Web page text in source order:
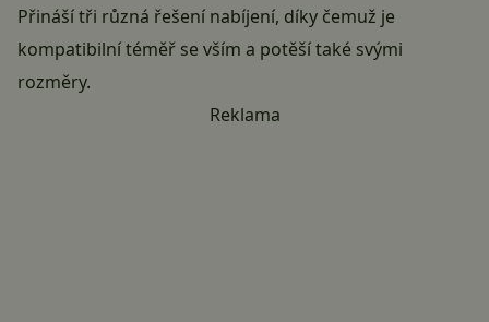
Přináší tři různá řešení nabíjení, díky čemuž je
kompatibilní téměř se vším a potěší také svými
rozměry.
Reklama